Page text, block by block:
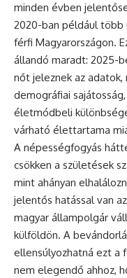
minden évben
2020-ban például
férfi Magyarországon.
állandó maradt: 2025-
nőt jeleznek az
demográfiai
életmódbeli
várható élettartama
A népességfogyás
csökken a születések
mint ahányan
jelentős hatással van
magyar állampolgár
külföldön. A
ellensúlyozhatná ezt a
nem elegendő ahhoz,